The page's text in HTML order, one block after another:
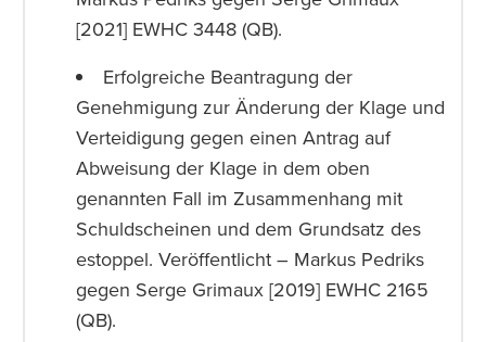
[2021] EWHC 3448 (QB).
Erfolgreiche Beantragung der
Genehmigung zur Änderung der Klage und
Verteidigung gegen einen Antrag auf
Abweisung der Klage in dem oben
genannten Fall im Zusammenhang mit
Schuldscheinen und dem Grundsatz des
estoppel. Veröffentlicht – Markus Pedriks
gegen Serge Grimaux [2019] EWHC 2165
(QB).